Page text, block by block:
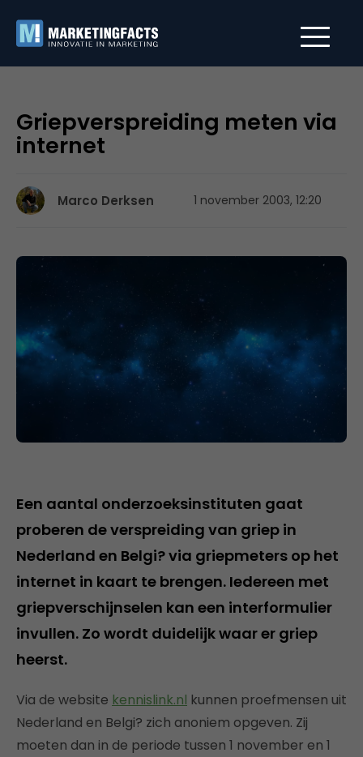
Griepverspreiding meten via
internet
Marco Derksen 1 november 2003, 12:20
Een aantal onderzoeksinstituten gaat
proberen de verspreiding van griep in
Nederland en Belgi? via griepmeters op het
internet in kaart te brengen. Iedereen met
griepverschijnselen kan een interformulier
invullen. Zo wordt duidelijk waar er griep
heerst.
Via de website kennislink.nl kunnen proefmensen uit
Nederland en Belgi? zich anoniem opgeven. Zij
moeten dan in de periode tussen 1 november en 1